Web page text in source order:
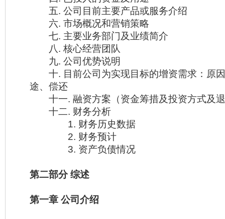
五. 公司目前主要产品或服务介绍
六. 市场概况和营销策略
七. 主要业务部门及业绩简介
八. 核心经营团队
九. 公司优势说明
十. 目前公司为实现目标的增资需求：原
途、偿还
十一. 融资方案（资金筹措及投资方式及
十二. 财务分析
1. 财务历史数据
2. 财务预计
3. 资产负债情况
第二部分 综述
第一章 公司介绍